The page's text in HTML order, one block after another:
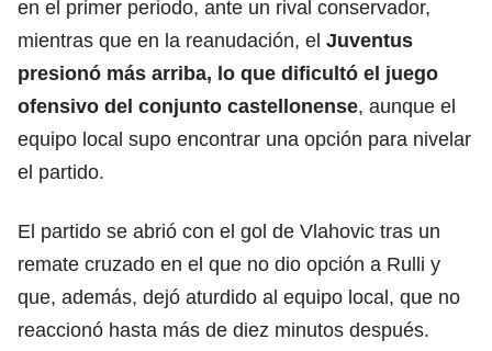
en el primer periodo, ante un rival conservador,
mientras que en la reanudación, el Juventus
presionó más arriba, lo que dificultó el juego
ofensivo del conjunto castellonense, aunque el
equipo local supo encontrar una opción para nivelar
el partido.
El partido se abrió con el gol de Vlahovic tras un
remate cruzado en el que no dio opción a Rulli y
que, además, dejó aturdido al equipo local, que no
reaccionó hasta más de diez minutos después.